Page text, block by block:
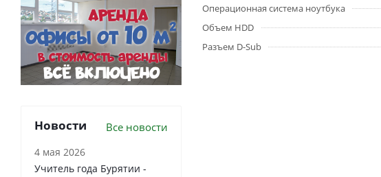
Операционная система ноутбука
Объем HDD
Разъем D-Sub
Новости Все новости
4 мая 2026
Учитель года Бурятии -